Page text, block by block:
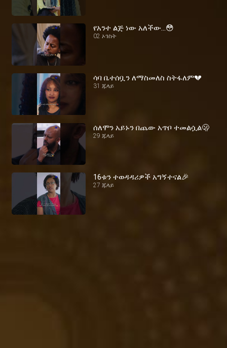
የአንተ ልጅ ነው አለችው...😳
02 ኦገስት
ሳባ ቤተሰቧን ለማስመለስ ስትፋለም💔
31 ጁላይ
ሰለሞን አይኑን በጨው አጥቦ ተመልሷል🫢
29 ጁላይ
16ቱን ተወዳዳሪዎች አግኝተናል🎉
27 ጁላይ